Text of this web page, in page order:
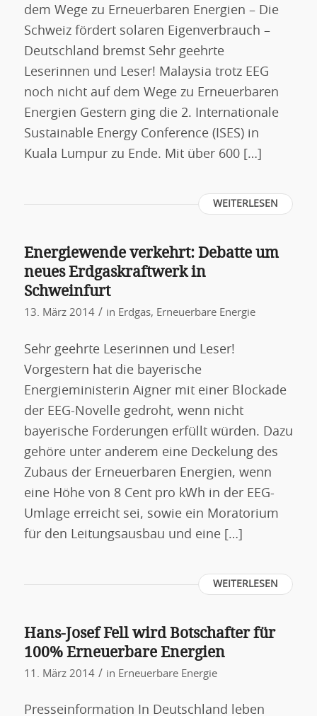
dem Wege zu Erneuerbaren Energien – Die
Schweiz fördert solaren Eigenverbrauch –
Deutschland bremst Sehr geehrte
Leserinnen und Leser! Malaysia trotz EEG
noch nicht auf dem Wege zu Erneuerbaren
Energien Gestern ging die 2. Internationale
Sustainable Energy Conference (ISES) in
Kuala Lumpur zu Ende. Mit über 600 […]
WEITERLESEN
Energiewende verkehrt: Debatte um
neues Erdgaskraftwerk in
Schweinfurt
13. März 2014 / in Erdgas, Erneuerbare Energie
Sehr geehrte Leserinnen und Leser!
Vorgestern hat die bayerische
Energieministerin Aigner mit einer Blockade
der EEG-Novelle gedroht, wenn nicht
bayerische Forderungen erfüllt würden. Dazu
gehöre unter anderem eine Deckelung des
Zubaus der Erneuerbaren Energien, wenn
eine Höhe von 8 Cent pro kWh in der EEG-
Umlage erreicht sei, sowie ein Moratorium
für den Leitungsausbau und eine […]
WEITERLESEN
Hans-Josef Fell wird Botschafter für
100% Erneuerbare Energien
11. März 2014 / in Erneuerbare Energie
Presseinformation In Deutschland leben